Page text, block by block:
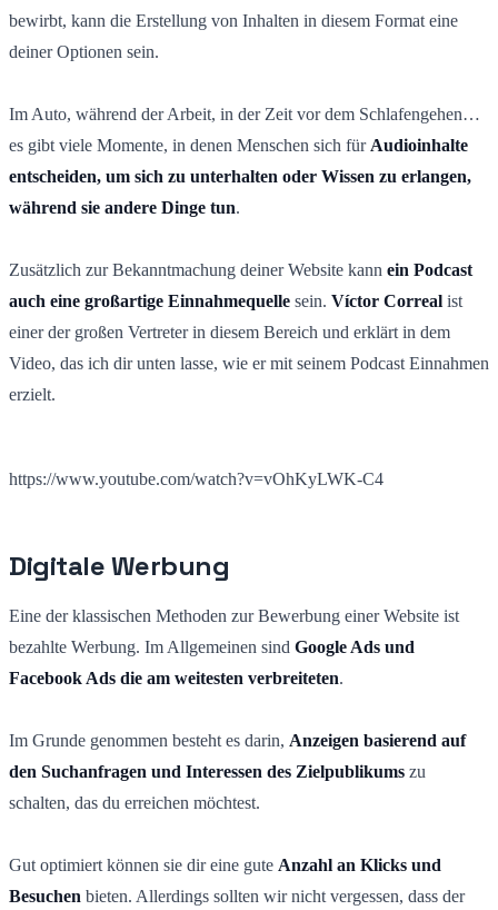
bewirbt, kann die Erstellung von Inhalten in diesem Format eine
deiner Optionen sein.
Im Auto, während der Arbeit, in der Zeit vor dem Schlafengehen…
es gibt viele Momente, in denen Menschen sich für Audioinhalte
entscheiden, um sich zu unterhalten oder Wissen zu erlangen,
während sie andere Dinge tun.
Zusätzlich zur Bekanntmachung deiner Website kann ein Podcast
auch eine großartige Einnahmequelle sein. Víctor Correal ist
einer der großen Vertreter in diesem Bereich und erklärt in dem
Video, das ich dir unten lasse, wie er mit seinem Podcast Einnahmen
erzielt.
https://www.youtube.com/watch?v=vOhKyLWK-C4
Digitale Werbung
Eine der klassischen Methoden zur Bewerbung einer Website ist
bezahlte Werbung. Im Allgemeinen sind Google Ads und
Facebook Ads die am weitesten verbreiteten.
Im Grunde genommen besteht es darin, Anzeigen basierend auf
den Suchanfragen und Interessen des Zielpublikums zu
schalten, das du erreichen möchtest.
Gut optimiert können sie dir eine gute Anzahl an Klicks und
Besuchen bieten. Allerdings sollten wir nicht vergessen, dass der